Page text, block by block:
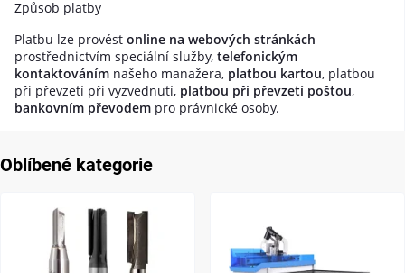
Způsob platby
Platbu lze provést online na webových stránkách
prostřednictvím speciální služby, telefonickým
kontaktováním našeho manažera, platbou kartou, platbou
při převzetí při vyzvednutí, platbou při převzetí poštou,
bankovním převodem pro právnické osoby.
Oblíbené kategorie